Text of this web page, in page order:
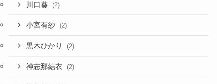
川口葵 (2)
小宮有紗 (2)
黒木ひかり (2)
神志那結衣 (2)